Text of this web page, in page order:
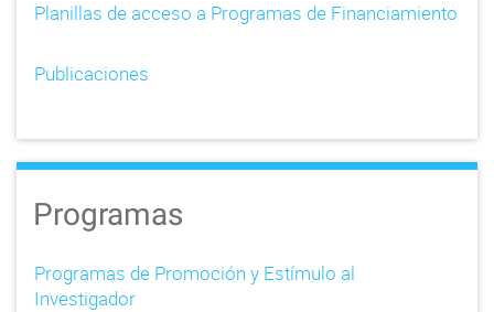
Planillas de acceso a Programas de Financiamiento
Publicaciones
Programas
Programas de Promoción y Estímulo al
Investigador